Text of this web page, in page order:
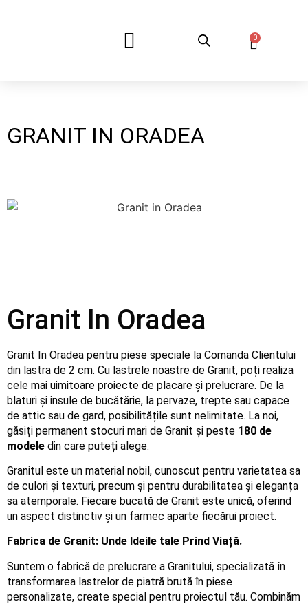
0
GRANIT IN ORADEA
Granit In Oradea
Granit In Oradea pentru piese speciale la Comanda Clientului
din lastra de 2 cm. Cu lastrele noastre de Granit, poți realiza
cele mai uimitoare proiecte de placare și prelucrare. De la
blaturi și insule de bucătărie, la pervaze, trepte sau capace
de attic sau de gard, posibilitățile sunt nelimitate. La noi,
găsiți permanent stocuri mari de Granit și peste 180 de
modele din care puteți alege.
Granitul este un material nobil, cunoscut pentru varietatea sa
de culori și texturi, precum și pentru durabilitatea și eleganța
sa atemporale. Fiecare bucată de Granit este unică, oferind
un aspect distinctiv și un farmec aparte fiecărui proiect.
Fabrica de Granit: Unde Ideile tale Prind Viață.
Suntem o fabrică de prelucrare a Granitului, specializată în
transformarea lastrelor de piatră brută în piese
personalizate, create special pentru proiectul tău. Combinăm